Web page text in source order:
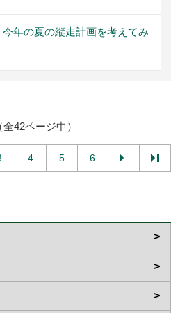
今年の夏の縦走計画を考えてみ
42ページ中）
4 5 6